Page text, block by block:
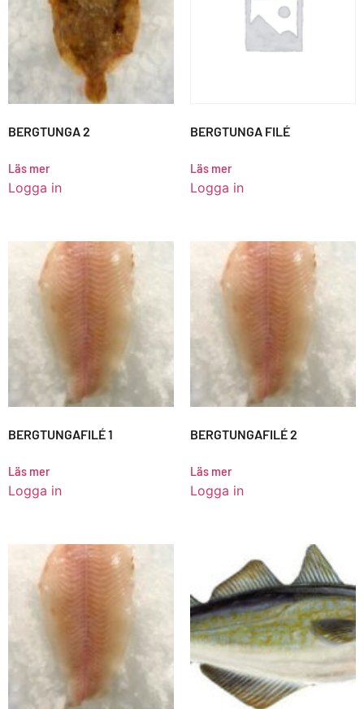
BERGTUNGA 2
Läs mer
Logga in
BERGTUNGA FILÉ
Läs mer
Logga in
BERGTUNGAFILÉ 1
Läs mer
Logga in
BERGTUNGAFILÉ 2
Läs mer
Logga in